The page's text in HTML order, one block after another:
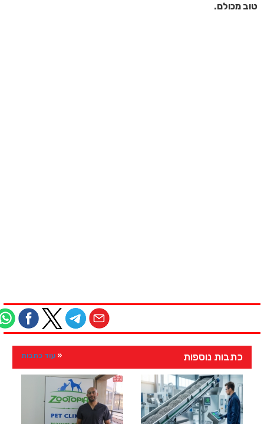
טוב מכולם.
כתבות נוספות עוד כתבות